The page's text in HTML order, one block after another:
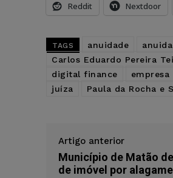
Reddit Nextdoor
TAGS anuidade
Carlos Eduardo Pereira
digital finance
empresa
juíza
Paula da Rocha e
Artigo anterior
Município de Matão
de imóvel por